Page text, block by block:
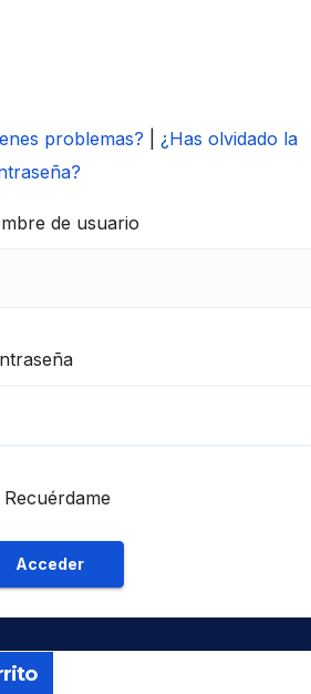
problemas?
¿Has olvidado la
de usuario
Recuérdame